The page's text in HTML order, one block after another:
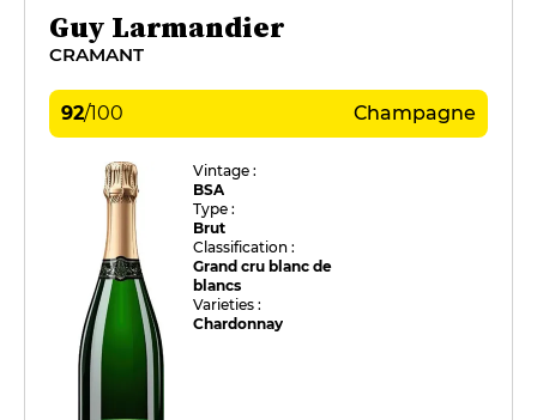
Guy Larmandier
CRAMANT
92/100 Champagne
Vintage :
BSA
Type :
Brut
Classification :
Grand cru blanc de
blancs
Varieties :
Chardonnay